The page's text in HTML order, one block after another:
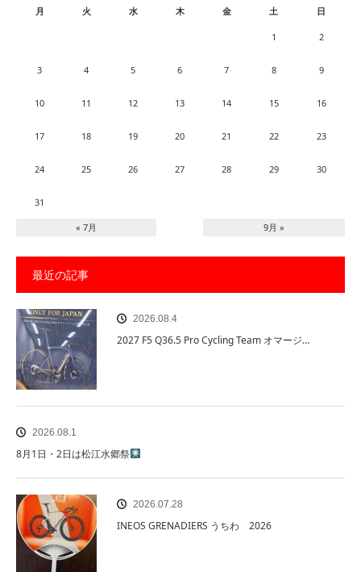
月
火 水 木 金 土 日
1 2
3 4 5 6 7 8 9
10 11 12 13 14 15 16
17 18 19 20 21 22 23
24 25 26 27 28 29 30
31
« 7月 9月 »
最近の記事
2026.08.4
2027 F5 Q36.5 Pro Cycling Team オマージ…
2026.08.1
8月1日・2日は松江水郷祭
2026.07.28
INEOS GRENADIERS うちわ 2026